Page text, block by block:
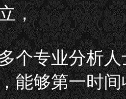
，
个专业分析
能够第一时